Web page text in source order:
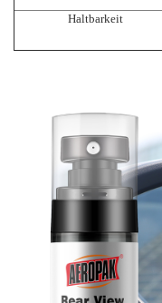
Haltbarkeit